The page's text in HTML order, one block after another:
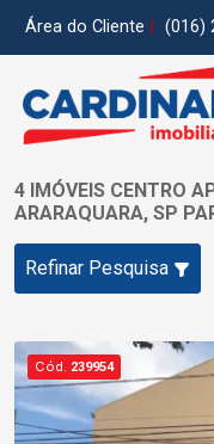
Área do Cliente (016)
4 IMÓVEIS CENTRO
ARARAQUARA, SP
Refinar Pesquisa
Cód. 239954